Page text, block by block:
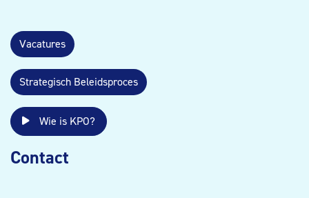
Vacatures
Strategisch Beleidsproces
Wie is KPO?
Contact